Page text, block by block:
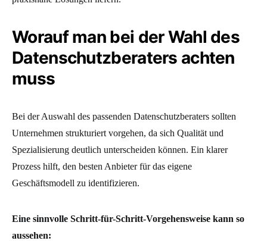
Worauf man bei der Wahl des
Datenschutzberaters achten
muss
Bei der Auswahl des passenden Datenschutzberaters sollten
Unternehmen strukturiert vorgehen, da sich Qualität und
Spezialisierung deutlich unterscheiden können. Ein klarer
Prozess hilft, den besten Anbieter für das eigene
Geschäftsmodell zu identifizieren.
Eine sinnvolle Schritt-für-Schritt-Vorgehensweise kann so
aussehen: